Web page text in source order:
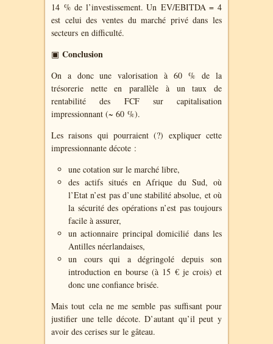
14 % de l’investissement. Un EV/EBITDA = 4
est celui des ventes du marché privé dans les
secteurs en difficulté.
▣ Conclusion
On a donc une valorisation à 60 % de la
trésorerie nette en parallèle à un taux de
rentabilité des FCF sur capitalisation
impressionnant (~ 60 %).
Les raisons qui pourraient (?) expliquer cette
impressionnante décote :
une cotation sur le marché libre,
des actifs situés en Afrique du Sud, où
l’Etat n’est pas d’une stabilité absolue, et où
la sécurité des opérations n’est pas toujours
facile à assurer,
un actionnaire principal domicilié dans les
Antilles néerlandaises,
un cours qui a dégringolé depuis son
introduction en bourse (à 15 € je crois) et
donc une confiance brisée.
Mais tout cela ne me semble pas suffisant pour
justifier une telle décote. D’autant qu’il peut y
avoir des cerises sur le gâteau.